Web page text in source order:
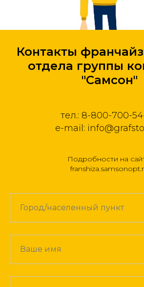
Контакты
отдела группы
"Самсон"
тел.: 8-800-700-
e-mail:
Подробности на